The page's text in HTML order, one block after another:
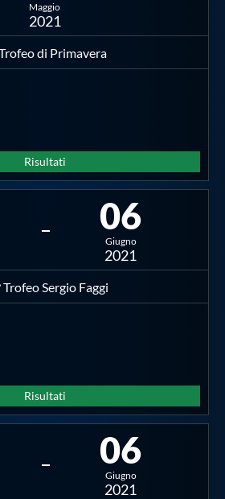
Maggio
2021
di Primavera
Risultati
06
Giugno
2021
Trofeo Sergio Faggi
Risultati
06
Giugno
2021